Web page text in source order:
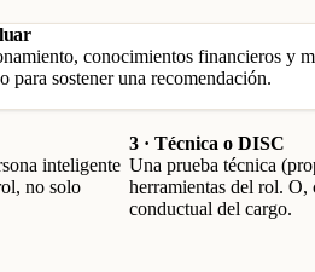
conocimientos financieros y
para sostener una recomendación.
inteligente
no solo
3 · Técnica o DISC
Una prueba técnica
herramientas del rol.
conductual del cargo.